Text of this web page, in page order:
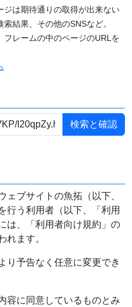
は期待通りの取得が出来ない
結果、その他のSNSなど。
レームの中のページのURLを
ェブサイトの魚拓（以下、
行う利用者（以下、「利用
は、「利用者向け規約」の
れます。
り予告なく任意に変更でき
容に同意しているものとみ